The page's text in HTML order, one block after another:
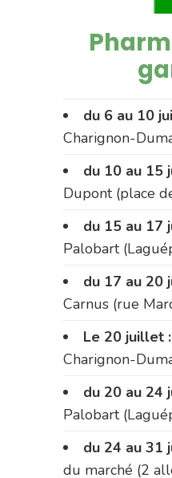
du 6 au 10
Charignon-
du 10 au 15
Dupont (place
du 15 au 17
Palobart
du 17 au 20
Carnus (rue
Le 20 juillet :
Charignon-
du 20 au 24
Palobart
du 24 au 31
du marché (2